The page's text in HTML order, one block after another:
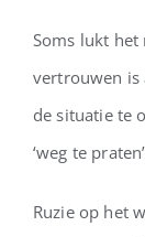
Soms lukt het
vertrouwen is
de situatie te
‘weg te
Ruzie op het